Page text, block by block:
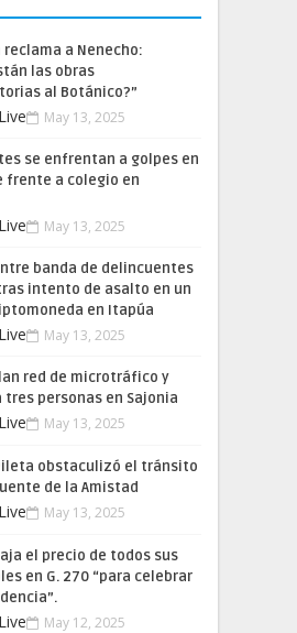
reclama a Nenecho:
las obras
al Botánico?”
May 13, 2025
se enfrentan a golpes en
frente a colegio en
May 13, 2025
banda de delincuentes
intento de asalto en un
en Itapúa
May 13, 2025
red de microtráfico y
tres personas en Sajonia
May 13, 2025
obstaculizó el tránsito
de la Amistad
May 13, 2025
el precio de todos sus
en G. 270 “para celebrar
May 12, 2025